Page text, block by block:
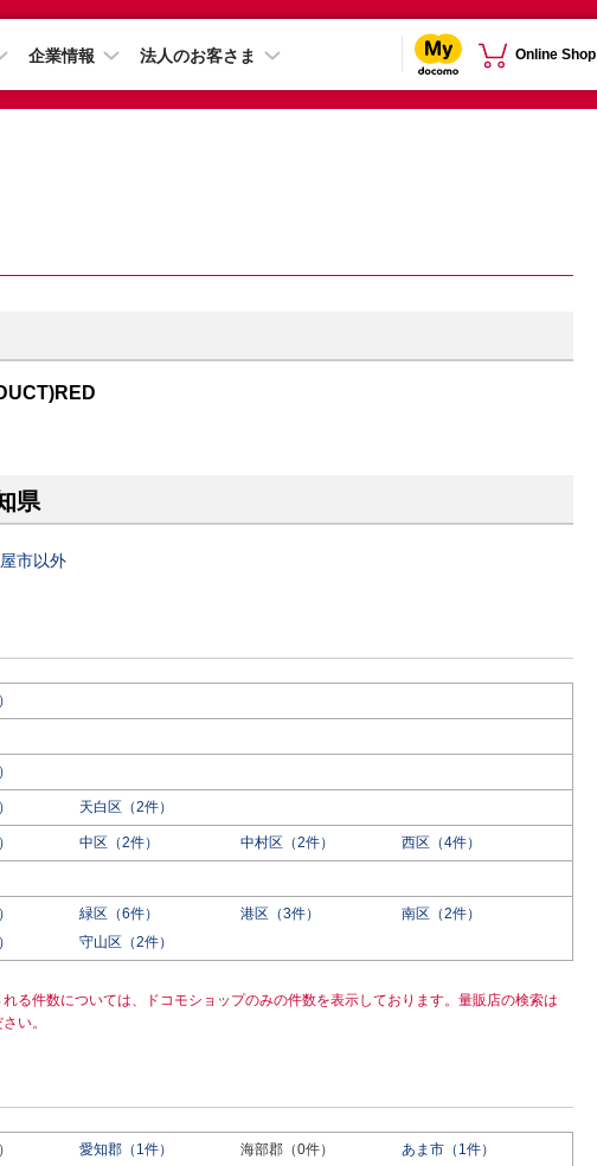
企業情報 法人のお客さま Online Shop
県
市以外
天白区（2件）
中区（2件） 中村区（2件） 西区（4件）
緑区（6件） 港区（3件）
南区（2件）
守山区（2件）
れる件数については、ドコモショップのみの件数を表示しております。量販店の検索は
い。
愛知郡（1件） 海部郡（0件）
あま市（1件）